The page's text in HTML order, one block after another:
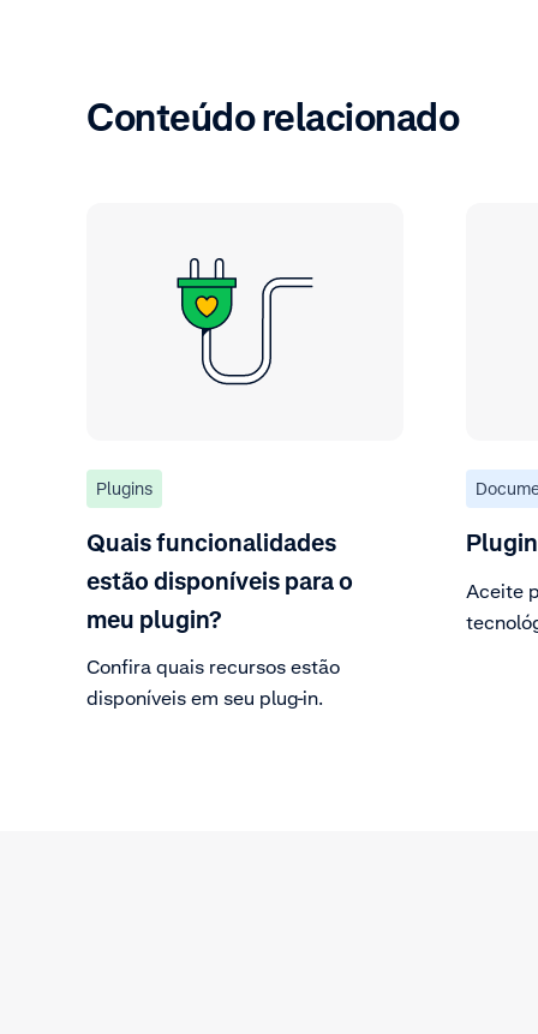
Conteúdo relacionado
Plugins
Quais funcionalidades
estão disponíveis para o
meu plugin?
Confira quais recursos estão
disponíveis em seu plug-in.
Aceite